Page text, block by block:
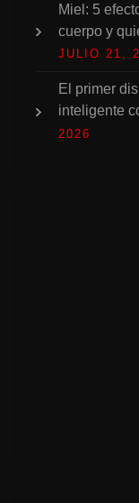
Miel: 5
cuerpo y
JULIO 21,
El primer
inteligente
2026